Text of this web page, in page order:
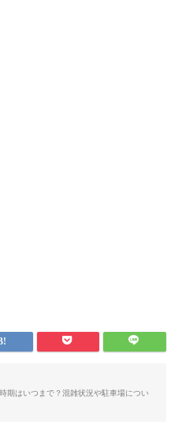
期はいつまで？混雑状況や駐車場につい